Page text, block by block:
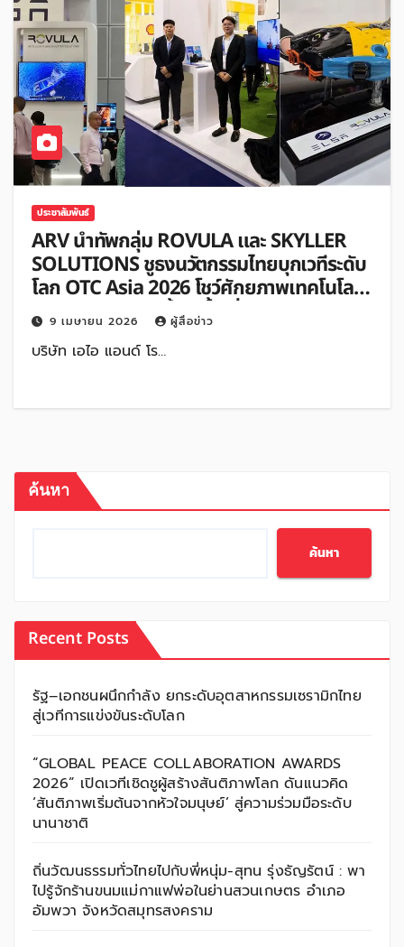
ประชาสัมพันธ์
ARV นำทัพกลุ่ม ROVULA และ SKYLLER
SOLUTIONS ชูธงนวัตกรรมไทยบุกเวทีระดับ
โลก OTC Asia 2026 โชว์ศักยภาพเทคโนโลยี
ในกลุ่มงานสำรวจทั้งใต้น้ำเพิ่มประสิทธิภาพ
Inspection
9 เมษายน 2026 ผู้สื่อข่าว
บริษัท เอไอ แอนด์ โร…
ค้นหา
ค้นหา
Recent Posts
รัฐ–เอกชนผนึกกำลัง ยกระดับอุตสาหกรรมเซรามิกไทย
สู่เวทีการแข่งขันระดับโลก
“GLOBAL PEACE COLLABORATION AWARDS
2026” เปิดเวทีเชิดชูผู้สร้างสันติภาพโลก ดันแนวคิด
‘สันติภาพเริ่มต้นจากหัวใจมนุษย์’ สู่ความร่วมมือระดับ
นานาชาติ
ถิ่นวัฒนธรรมทั่วไทยไปกับพี่หนุ่ม-สุทน รุ่งธัญรัตน์ : พา
ไปรู้จักร้านขนมแม่กาแฟพ่อในย่านสวนเกษตร อำเภอ
อัมพวา จังหวัดสมุทรสงคราม